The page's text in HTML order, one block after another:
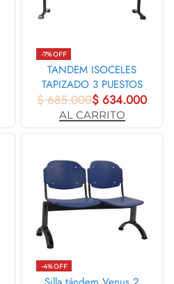
-7% OFF
TANDEM ISOCELES
TAPIZADO 3 PUESTOS
6616
$685.000$ 634.000
AL CARRITO
-4% OFF